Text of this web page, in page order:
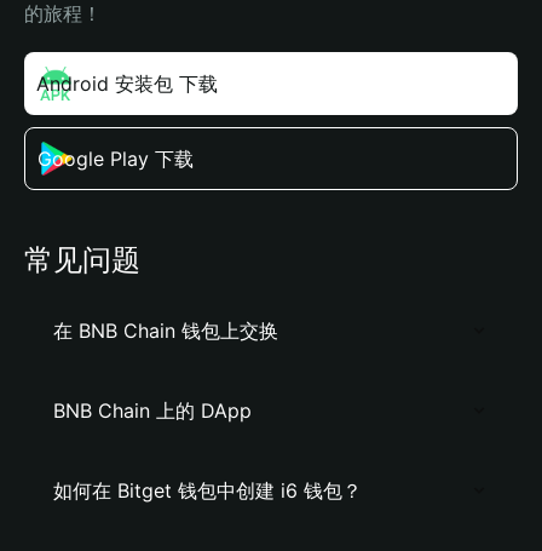
的旅程！
Android 安装包 下载
Google Play 下载
常见问题
在 BNB Chain 钱包上交换
BNB Chain 上的 DApp
如何在 Bitget 钱包中创建 i6 钱包？